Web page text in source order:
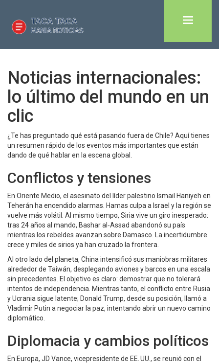
Noticias internacionales:
lo último del mundo en un
clic
¿Te has preguntado qué está pasando fuera de Chile? Aquí tienes
un resumen rápido de los eventos más importantes que están
dando de qué hablar en la escena global.
Conflictos y tensiones
En Oriente Medio, el asesinato del líder palestino Ismail Haniyeh en
Teherán ha encendido alarmas. Hamas culpa a Israel y la región se
vuelve más volátil. Al mismo tiempo, Siria vive un giro inesperado:
tras 24 años al mando, Bashar al‑Assad abandonó su país
mientras los rebeldes avanzan sobre Damasco. La incertidumbre
crece y miles de sirios ya han cruzado la frontera.
Al otro lado del planeta, China intensificó sus maniobras militares
alrededor de Taiwán, desplegando aviones y barcos en una escala
sin precedentes. El objetivo es claro: demostrar que no tolerará
intentos de independencia. Mientras tanto, el conflicto entre Rusia
y Ucrania sigue latente; Donald Trump, desde su posición, llamó a
Vladimir Putin a negociar la paz, intentando abrir un nuevo camino
diplomático.
Diplomacia y cambios políticos
En Europa, JD Vance, vicepresidente de EE. UU., se reunió con el